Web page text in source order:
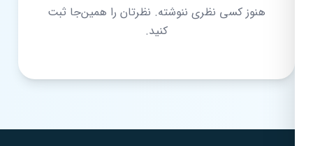
هنوز کسی نظری ننوشته. نظرتان را همین‌جا ثبت
کنید.